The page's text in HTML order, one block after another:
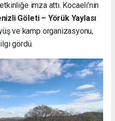
imza attı. Kocaeli’nin
Göleti – Yörük Yaylası
ve kamp organizasyonu,
ilgi gördü.